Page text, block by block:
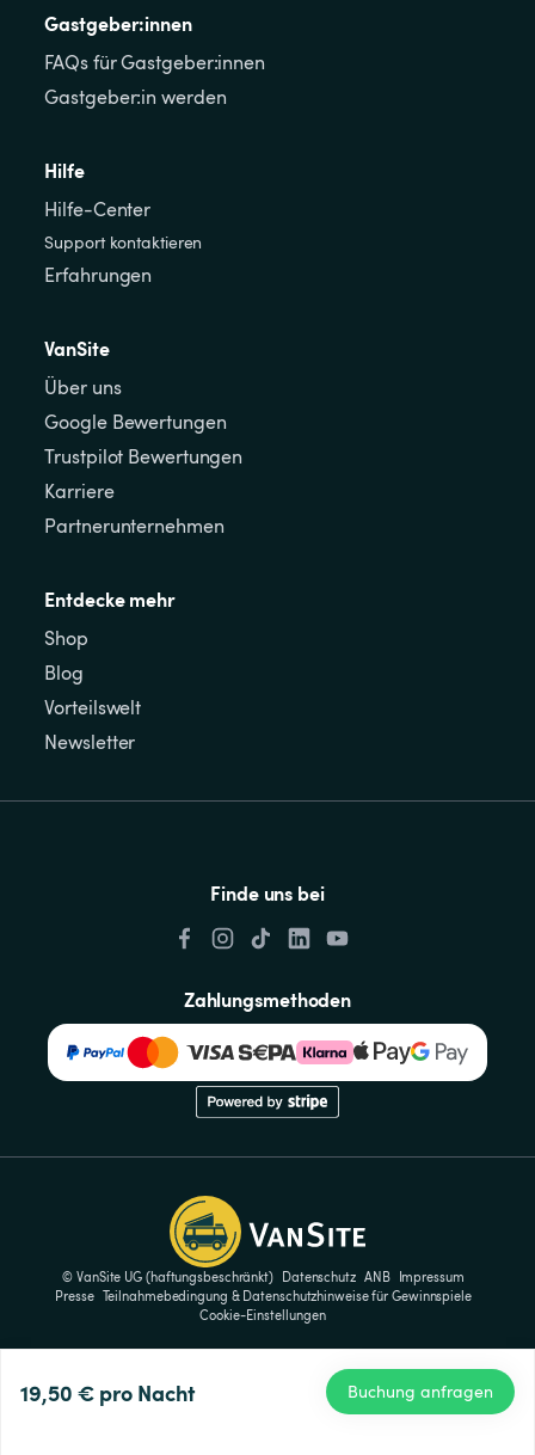
19,50 € pro Nacht Buchung anfragen
Gastgeber:innen
FAQs für Gastgeber:innen
Gastgeber:in werden
Hilfe
Hilfe-Center
Support kontaktieren
Erfahrungen
VanSite
Über uns
Google Bewertungen
Trustpilot Bewertungen
Karriere
Partnerunternehmen
Entdecke mehr
Shop
Blog
Vorteilswelt
Newsletter
Finde uns bei
Zahlungsmethoden
© VanSite UG (haftungsbeschränkt) Datenschutz ANB
Impressum
Presse Teilnahmebedingung & Datenschutzhinweise für Gewinnspiele
Cookie-Einstellungen